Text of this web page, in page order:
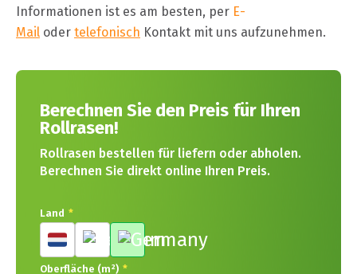
Informationen ist es am besten, per E-
Mail oder telefonisch Kontakt mit uns aufzunehmen.
Berechnen Sie den Preis für Ihren
Rollrasen!
Rollrasen bestellen für liefern oder abholen.
Berechnen Sie direkt online Ihren Preis.
Land *
Oberfläche (m²) *